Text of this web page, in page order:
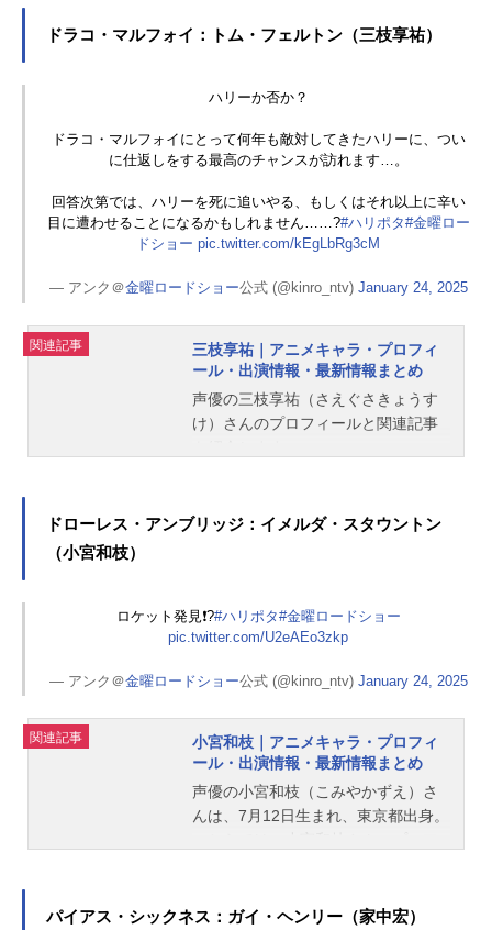
ドラコ・マルフォイ：トム・フェルトン（三枝享祐）
ハリーか否か？
ドラコ・マルフォイにとって何年も敵対してきたハリーに、つい
に仕返しをする最高のチャンスが訪れます…。
回答次第では、ハリーを死に追いやる、もしくはそれ以上に辛い
目に遭わせることになるかもしれません……?#ハリポタ#金曜ロー
ドショー pic.twitter.com/kEgLbRg3cM
— アンク＠金曜ロードショー公式 (@kinro_ntv) January 24, 2025
関連記事
三枝享祐｜アニメキャラ・プロフィ
ール・出演情報・最新情報まとめ
声優の三枝享祐（さえぐさきょうす
け）さんのプロフィールと関連記事
ドローレス・アンブリッジ：イメルダ・スタウントン
（小宮和枝）
ロケット発見❗️?#ハリポタ#金曜ロードショー
pic.twitter.com/U2eAEo3zkp
— アンク＠金曜ロードショー公式 (@kinro_ntv) January 24, 2025
関連記事
小宮和枝｜アニメキャラ・プロフィ
ール・出演情報・最新情報まとめ
声優の小宮和枝（こみやかずえ）さ
んは、7月12日生まれ、東京都出身。
パイアス・シックネス：ガイ・ヘンリー（家中宏）